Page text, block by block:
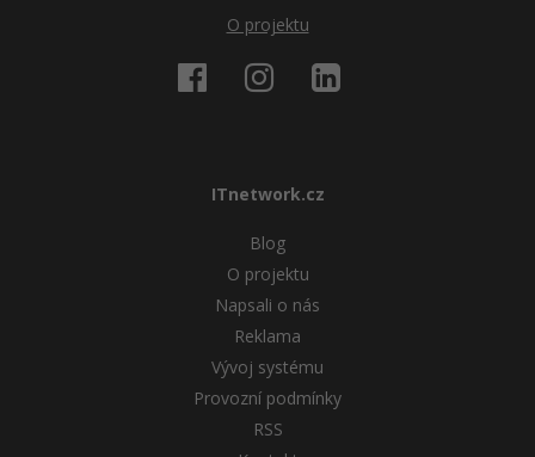
O projektu
ITnetwork.cz
Blog
O projektu
Napsali o nás
Reklama
Vývoj systému
Provozní podmínky
RSS